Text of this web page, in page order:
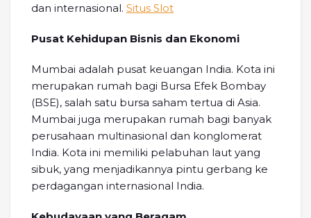
dan internasional. Situs Slot
Pusat Kehidupan Bisnis dan Ekonomi
Mumbai adalah pusat keuangan India. Kota ini
merupakan rumah bagi Bursa Efek Bombay
(BSE), salah satu bursa saham tertua di Asia.
Mumbai juga merupakan rumah bagi banyak
perusahaan multinasional dan konglomerat
India. Kota ini memiliki pelabuhan laut yang
sibuk, yang menjadikannya pintu gerbang ke
perdagangan internasional India.